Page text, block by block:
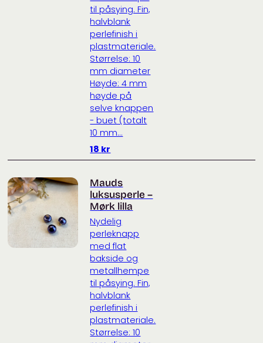
til påsying. Fin,
halvblank
perlefinish i
plastmateriale.
Størrelse: 10
mm diameter
Høyde: 4 mm
høyde på
selve knappen
- buet (totalt
10 mm...
18 kr
Mauds
luksusperle –
Mørk lilla
Nydelig
perleknapp
med flat
bakside og
metallhempe
til påsying. Fin,
halvblank
perlefinish i
plastmateriale.
Størrelse: 10